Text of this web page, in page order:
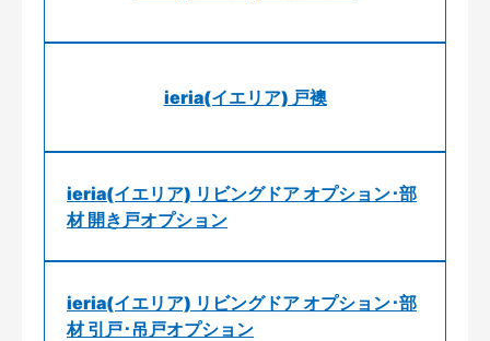
ieria(イエリア) 戸襖
ieria(イエリア) リビングドア オプション･部
材 開き戸オプション
ieria(イエリア) リビングドア オプション･部
材 引戸･吊戸オプション